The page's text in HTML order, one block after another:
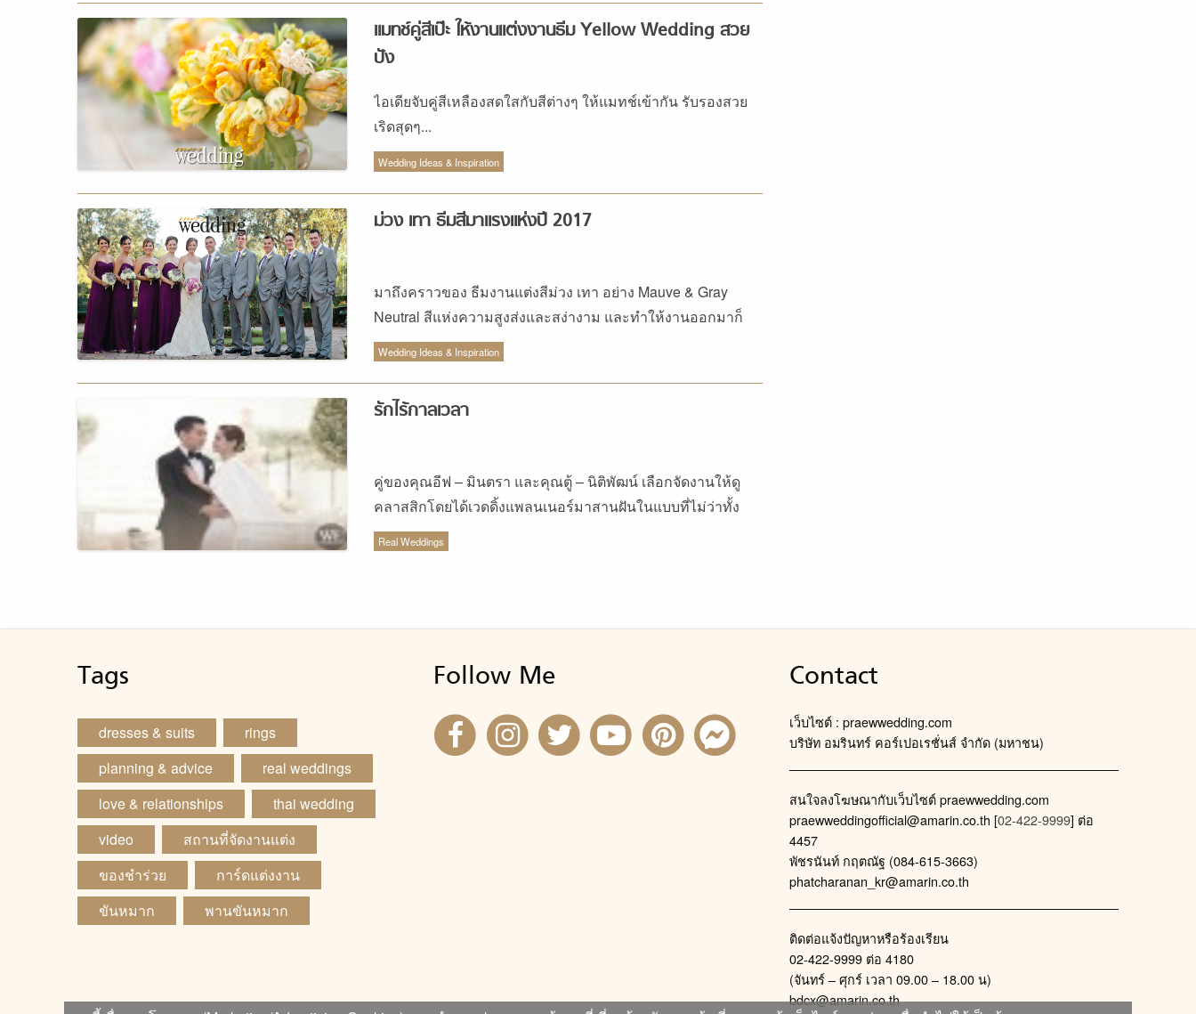
แมทช์คู่สีเป๊ะ ให้งานแต่งงานธีม Yellow Wedding สวย
ปัง
ไอเดียจับคู่สีเหลืองสดใสกับสีต่างๆ ให้แมทช์เข้ากัน รับรองสวย
เริดสุดๆ...
Wedding Ideas & Inspiration
ม่วง เทา ธีมสีมาแรงแห่งปี 2017
มาถึงคราวของ ธีมงานแต่งสีม่วง เทา อย่าง Mauve & Gray
Neutral สีแห่งความสูงส่งและสง่างาม และทำให้งานออกมาก็
สวยหวานมีสไตล์อีกต่างหาก
Wedding Ideas & Inspiration
รักไร้กาลเวลา
คู่ของคุณอีฟ – มินตรา และคุณตู้ – นิติพัฒน์ เลือกจัดงานให้ดู
คลาสสิกโดยได้เวดดิ้งแพลนเนอร์มาสานฝันในแบบที่ไม่ว่าทั้ง
สองจะกลับมามองภาพในวันวิวานห์กี่ครั้งก็ยังคงรู้สึกประทับใจ
ไม่รู้ลืม...
Real Weddings
Tags
dresses & suits
rings
planning & advice
real weddings
love & relationships
thai wedding
video
สถานที่จัดงานแต่ง
ของชำร่วย
การ์ดแต่งงาน
ขันหมาก
พานขันหมาก
Follow Me Contact
เว็บไซต์ : praewwedding.com
บริษัท อมรินทร์ คอร์เปอเรชั่นส์ จำกัด (มหาชน)
สนใจลงโฆษณากับเว็บไซต์ praewwedding.com
praewweddingofficial@amarin.co.th [02-422-9999] ต่อ
4457
พัชรนันท์ กฤตณัฐ (084-615-3663)
phatcharanan_kr@amarin.co.th
ติดต่อแจ้งปัญหาหรือร้องเรียน
02-422-9999 ต่อ 4180
(จันทร์ – ศุกร์ เวลา 09.00 – 18.00 น)
bdcx@amarin.co.th